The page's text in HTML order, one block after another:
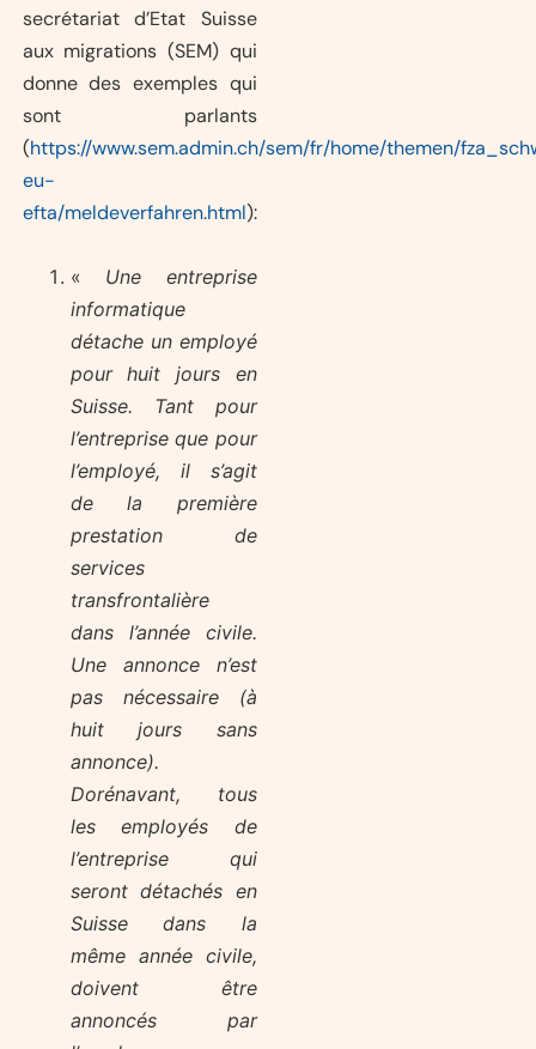
secrétariat d’Etat Suisse
aux migrations (SEM) qui
donne des exemples qui
sont parlants
(https://www.sem.admin.ch/sem/fr/home/themen/
eu-
efta/meldeverfahren.html):
« Une entreprise
informatique
détache un employé
pour huit jours en
Suisse. Tant pour
l’entreprise que pour
l’employé, il s’agit
de la première
prestation de
services
transfrontalière
dans l’année civile.
Une annonce n’est
pas nécessaire (à
huit jours sans
annonce).
Dorénavant, tous
les employés de
l’entreprise qui
seront détachés en
Suisse dans la
même année civile,
doivent être
annoncés par